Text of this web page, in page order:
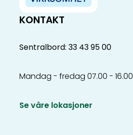
KONTAKT
Sentralbord: 33 43 95 00
Mandag - fredag 07.00 - 16.00
Se våre lokasjoner